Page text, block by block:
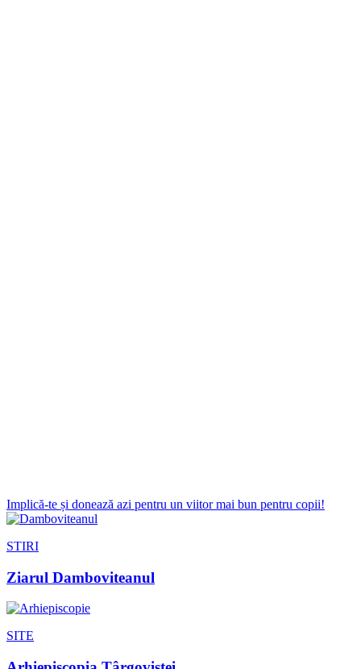
Implică-te și donează azi pentru un viitor mai bun pentru copii!
STIRI
Ziarul Damboviteanul
SITE